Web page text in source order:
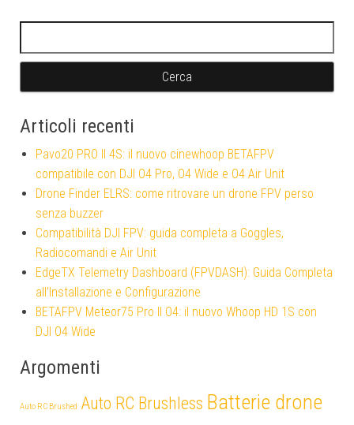
Articoli recenti
Pavo20 PRO II 4S: il nuovo cinewhoop BETAFPV
compatibile con DJI O4 Pro, O4 Wide e O4 Air Unit
Drone Finder ELRS: come ritrovare un drone FPV perso
senza buzzer
Compatibilità DJI FPV: guida completa a Goggles,
Radiocomandi e Air Unit
EdgeTX Telemetry Dashboard (FPVDASH): Guida Completa
all’Installazione e Configurazione
BETAFPV Meteor75 Pro II O4: il nuovo Whoop HD 1S con
DJI O4 Wide
Argomenti
Auto RC Brushed Auto RC Brushless Batterie drone